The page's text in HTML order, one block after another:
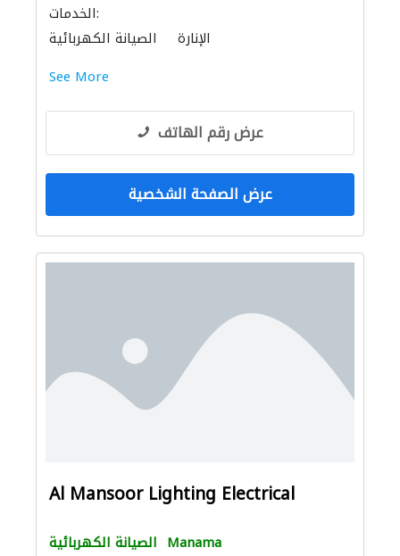
الخدمات:
الصيانة الكهربائية
الإنارة
See More
عرض رقم الهاتف
عرض الصفحة الشخصية
Al Mansoor Lighting Electrical
الصيانة الكهربائية Manama